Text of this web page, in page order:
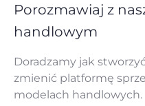
Porozmawiaj z
handlowym
Doradzamy jak
zmienić platformę
modelach handlowych.